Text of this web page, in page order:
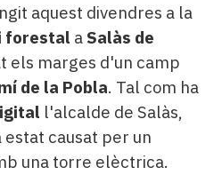
aquest divendres a la
forestal a Salàs de
els marges d'un camp
de la Pobla. Tal com ha
l'alcalde de Salàs,
estat causat per un
una torre elèctrica.